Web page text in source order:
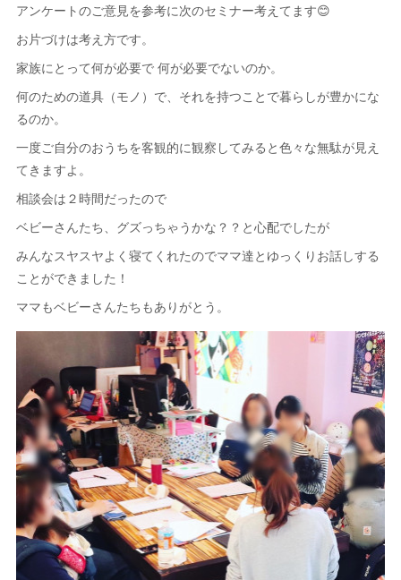
アンケートのご意見を参考に次のセミナー考えてます😊
お片づけは考え方です。
家族にとって何が必要で 何が必要でないのか。
何のための道具（モノ）で、それを持つことで暮らしが豊かにな
るのか。
一度ご自分のおうちを客観的に観察してみると色々な無駄が見え
てきますよ。
相談会は２時間だったので
ベビーさんたち、グズっちゃうかな？？と心配でしたが
みんなスヤスヤよく寝てくれたのでママ達とゆっくりお話しする
ことができました！
ママもベビーさんたちもありがとう。